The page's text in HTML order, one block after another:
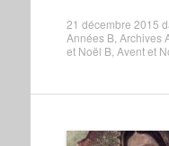
21 décembre 2015
Années B, Archives
et Noël B, Avent et